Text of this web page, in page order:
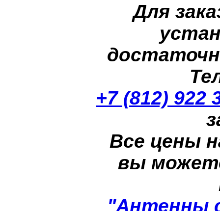
Для
+7 (812) 922
Все цены
вы
"Антенны